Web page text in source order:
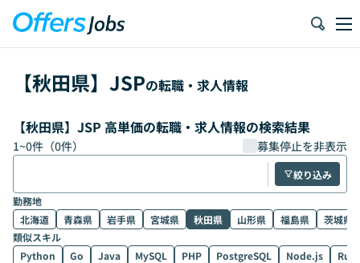
【秋田県】 JSPの転職・求人情報
【秋田県】JSP 高単価の転職・求人情報の検索結果
1~0件（0件） 募集停止を非表示
絞り込み
勤務地
北海道
青森県 岩手県 宮城県 秋田県 山形県 福島県
茨城県
類似スキル
Python
Go Java MySQL PHP PostgreSQL Node.js